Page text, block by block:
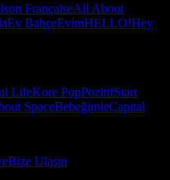
FrançaiseAll About
Ev BahçeEvimHELLO!Hey
LifeKore PopPozitifStart
SpaceBebeğimleCapital
Bize Ulaşın